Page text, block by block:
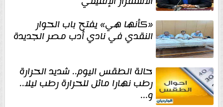
«كأنها هي» يفتح باب الحوار
النقدي في نادي أدب مصر الجديدة
حالة الطقس اليوم.. شديد الحرارة
رطب نهارا مائل للحرارة رطب ليلا..
و...